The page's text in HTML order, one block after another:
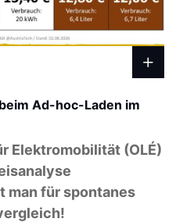
Ad-hoc-Laden im
Elektromobilität (OLÉ)
man für spontanes